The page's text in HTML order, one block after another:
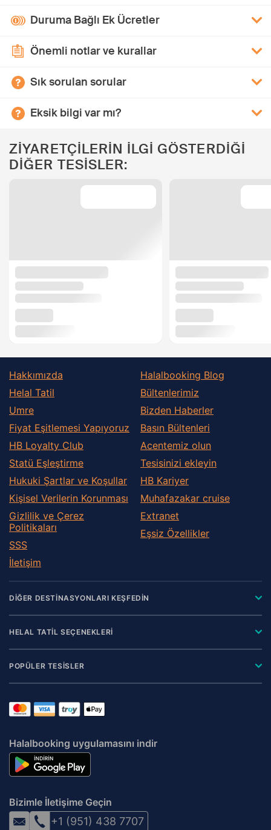
Duruma Bağlı Ek Ücretler
Önemli notlar ve kurallar
Sık sorulan sorular
Eksik bilgi var mı?
ZİYARETÇİLERİN İLGİ GÖSTERDİĞİ
DİĞER TESİSLER:
Hakkımızda
Helal Tatil
Umre
Fiyat Eşitlemesi Yapıyoruz
HB Loyalty Club
Statü Eşleştirme
Hukuki Şartlar ve Koşullar
Kişisel Verilerin Korunması
Gizlilik ve Çerez
Politikaları
SSS
İletişim
Halalbooking Blog
Bültenlerimiz
Bizden Haberler
Basın Bültenleri
Acentemiz olun
Tesisinizi ekleyin
HB Kariyer
Muhafazakar сruise
Extranet
Eşsiz Özellikler
DİĞER DESTİNASYONLARI KEŞFEDİN
HELAL TATİL SEÇENEKLERİ
POPÜLER TESİSLER
Halalbooking uygulamasını indir
Bizimle İletişime Geçin
+1 (951) 438 7707